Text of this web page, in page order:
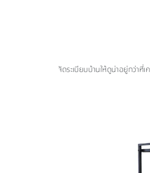
จัดระเบียบบ้านให้ดูน่าอยู่กว่า